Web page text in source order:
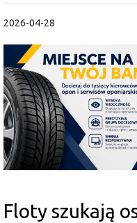
2026-04-28
Floty szukają